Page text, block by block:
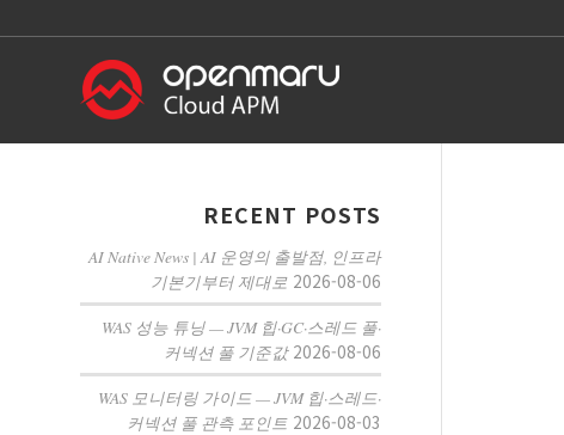
RECENT POSTS
AI Native News | AI 운영의 출발점, 인프라
기본기부터 제대로 2026-08-06
WAS 성능 튜닝 — JVM 힙·GC·스레드 풀·
커넥션 풀 기준값 2026-08-06
WAS 모니터링 가이드 — JVM 힙·스레드·
커넥션 풀 관측 포인트 2026-08-03